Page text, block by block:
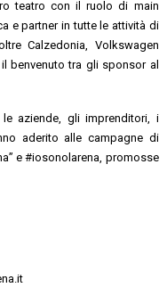
teatro con il ruolo di main
e partner in tutte le attività di
Calzedonia, Volkswagen
benvenuto tra gli sponsor al
aziende, gli imprenditori, i
aderito alle campagne di
e #iosonolarena, promosse